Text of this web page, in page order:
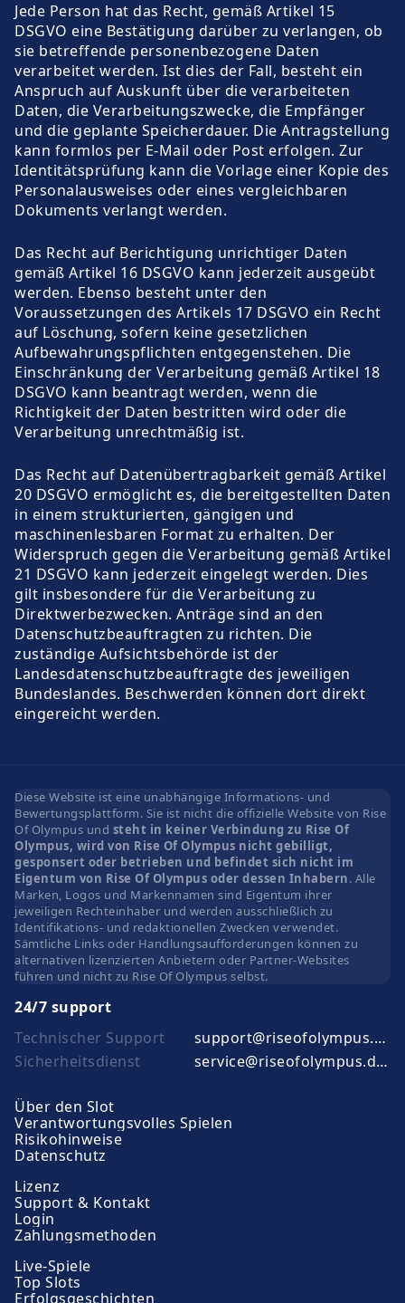
Jede Person hat das Recht, gemäß Artikel 15
DSGVO eine Bestätigung darüber zu verlangen, ob
sie betreffende personenbezogene Daten
verarbeitet werden. Ist dies der Fall, besteht ein
Anspruch auf Auskunft über die verarbeiteten
Daten, die Verarbeitungszwecke, die Empfänger
und die geplante Speicherdauer. Die Antragstellung
kann formlos per E-Mail oder Post erfolgen. Zur
Identitätsprüfung kann die Vorlage einer Kopie des
Personalausweises oder eines vergleichbaren
Dokuments verlangt werden.
Das Recht auf Berichtigung unrichtiger Daten
gemäß Artikel 16 DSGVO kann jederzeit ausgeübt
werden. Ebenso besteht unter den
Voraussetzungen des Artikels 17 DSGVO ein Recht
auf Löschung, sofern keine gesetzlichen
Aufbewahrungspflichten entgegenstehen. Die
Einschränkung der Verarbeitung gemäß Artikel 18
DSGVO kann beantragt werden, wenn die
Richtigkeit der Daten bestritten wird oder die
Verarbeitung unrechtmäßig ist.
Das Recht auf Datenübertragbarkeit gemäß Artikel
20 DSGVO ermöglicht es, die bereitgestellten Daten
in einem strukturierten, gängigen und
maschinenlesbaren Format zu erhalten. Der
Widerspruch gegen die Verarbeitung gemäß Artikel
21 DSGVO kann jederzeit eingelegt werden. Dies
gilt insbesondere für die Verarbeitung zu
Direktwerbezwecken. Anträge sind an den
Datenschutzbeauftragten zu richten. Die
zuständige Aufsichtsbehörde ist der
Landesdatenschutzbeauftragte des jeweiligen
Bundeslandes. Beschwerden können dort direkt
eingereicht werden.
Diese Website ist eine unabhängige Informations- und
Bewertungsplattform. Sie ist nicht die offizielle Website von Rise
Of Olympus und steht in keiner Verbindung zu Rise Of
Olympus, wird von Rise Of Olympus nicht gebilligt,
gesponsert oder betrieben und befindet sich nicht im
Eigentum von Rise Of Olympus oder dessen Inhabern. Alle
Marken, Logos und Markennamen sind Eigentum ihrer
jeweiligen Rechteinhaber und werden ausschließlich zu
Identifikations- und redaktionellen Zwecken verwendet.
Sämtliche Links oder Handlungsaufforderungen können zu
alternativen lizenzierten Anbietern oder Partner-Websites
führen und nicht zu Rise Of Olympus selbst.
24/7 support
Technischer Support
support@riseofolympus.de.com
Sicherheitsdienst
service@riseofolympus.de.com
Über den Slot
Verantwortungsvolles Spielen
Risikohinweise
Datenschutz
Lizenz
Support & Kontakt
Login
Zahlungsmethoden
Live-Spiele
Top Slots
Erfolgsgeschichten